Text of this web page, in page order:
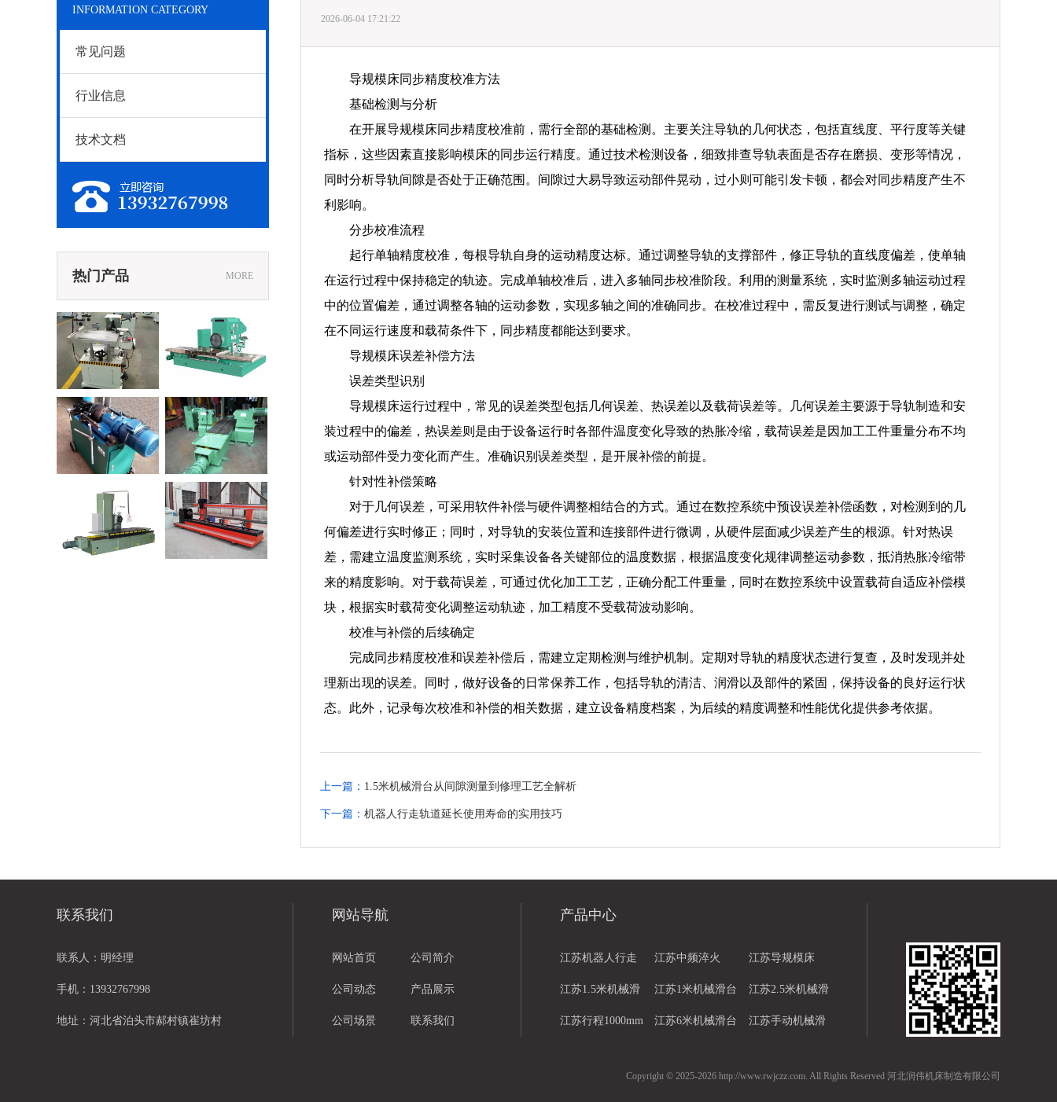
INFORMATION CATEGORY
常见问题
行业信息
技术文档
热门产品 MORE
江苏工作台移动式
端面铣床
江苏SX2016型双面
铣床
江苏龙门数控钻铣
床
2026-06-04 17:21:22
导规模床同步精度校准方法
基础检测与分析
在开展导规模床同步精度校准前，需行全部的基础检测。主要关注导轨的几何状态，包括直线度、平行度等关键
指标，这些因素直接影响模床的同步运行精度。通过技术检测设备，细致排查导轨表面是否存在磨损、变形等情况，
同时分析导轨间隙是否处于正确范围。间隙过大易导致运动部件晃动，过小则可能引发卡顿，都会对同步精度产生不
利影响。
分步校准流程
起行单轴精度校准，每根导轨自身的运动精度达标。通过调整导轨的支撑部件，修正导轨的直线度偏差，使单轴
在运行过程中保持稳定的轨迹。完成单轴校准后，进入多轴同步校准阶段。利用的测量系统，实时监测多轴运动过程
中的位置偏差，通过调整各轴的运动参数，实现多轴之间的准确同步。在校准过程中，需反复进行测试与调整，确定
在不同运行速度和载荷条件下，同步精度都能达到要求。
导规模床误差补偿方法
误差类型识别
导规模床运行过程中，常见的误差类型包括几何误差、热误差以及载荷误差等。几何误差主要源于导轨制造和安
装过程中的偏差，热误差则是由于设备运行时各部件温度变化导致的热胀冷缩，载荷误差是因加工工件重量分布不均
或运动部件受力变化而产生。准确识别误差类型，是开展补偿的前提。
针对性补偿策略
对于几何误差，可采用软件补偿与硬件调整相结合的方式。通过在数控系统中预设误差补偿函数，对检测到的几
何偏差进行实时修正；同时，对导轨的安装位置和连接部件进行微调，从硬件层面减少误差产生的根源。针对热误
差，需建立温度监测系统，实时采集设备各关键部位的温度数据，根据温度变化规律调整运动参数，抵消热胀冷缩带
来的精度影响。对于载荷误差，可通过优化加工工艺，正确分配工件重量，同时在数控系统中设置载荷自适应补偿模
块，根据实时载荷变化调整运动轨迹，加工精度不受载荷波动影响。
校准与补偿的后续确定
完成同步精度校准和误差补偿后，需建立定期检测与维护机制。定期对导轨的精度状态进行复查，及时发现并处
理新出现的误差。同时，做好设备的日常保养工作，包括导轨的清洁、润滑以及部件的紧固，保持设备的良好运行状
态。此外，记录每次校准和补偿的相关数据，建立设备精度档案，为后续的精度调整和性能优化提供参考依据。
上一篇： 1.5米机械滑台从间隙测量到修理工艺全解析
下一篇： 机器人行走轨道延长使用寿命的实用技巧
联系我们
联系人：明经理
手机：13932767998
地址：河北省泊头市郝村镇崔坊村
网站导航
网站首页 公司简介
公司动态 产品展示
公司场景 联系我们
产品中心
江苏机器人行走
轨道
江苏中频淬火 江苏导规模床
江苏1.5米机械滑
台
江苏1米机械滑台 江苏2.5米机械滑
台
江苏行程1000mm 江苏6米机械滑台 江苏手动机械滑
Copyright © 2025-2026 http://www.rwjczz.com. All Rights Reserved 河北润伟机床制造有限公司